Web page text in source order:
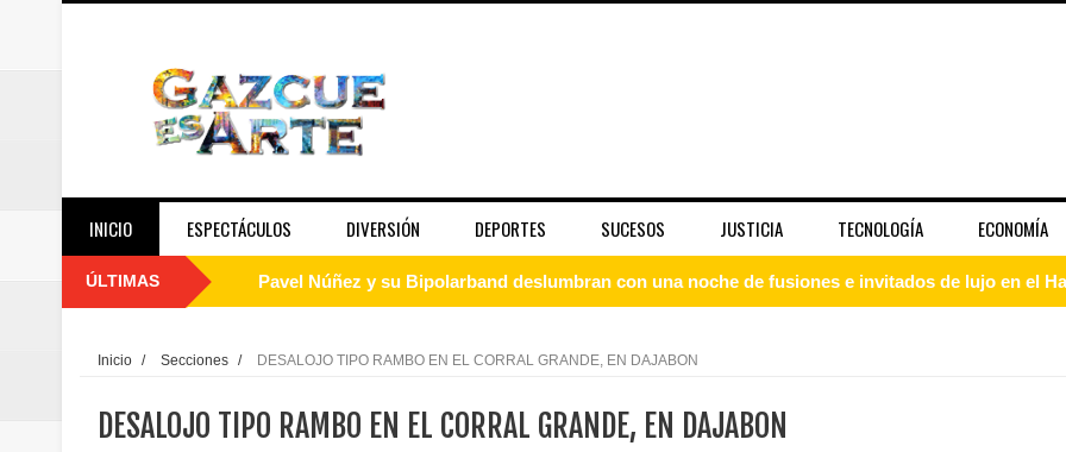
INICIO ESPECTÁCULOS DIVERSIÓN DEPORTES SUCESOS JUSTICIA TECNOLOGÍA ECONOMÍA
ÚLTIMAS Pavel Núñez y su Bipolarband deslumbran con una noche de fusiones e invitados de lujo en el
Designan a Angelina Biviana Riveiro como vicepresidenta ejecutiva de Fiduciaria Reservas
Inicio / Secciones / DESALOJO TIPO RAMBO EN EL CORRAL GRANDE, EN DAJABON
DESALOJO TIPO RAMBO EN EL CORRAL GRANDE, EN DAJABON